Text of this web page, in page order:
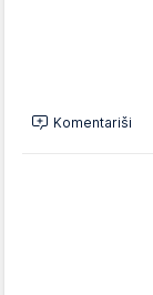
Komentariši